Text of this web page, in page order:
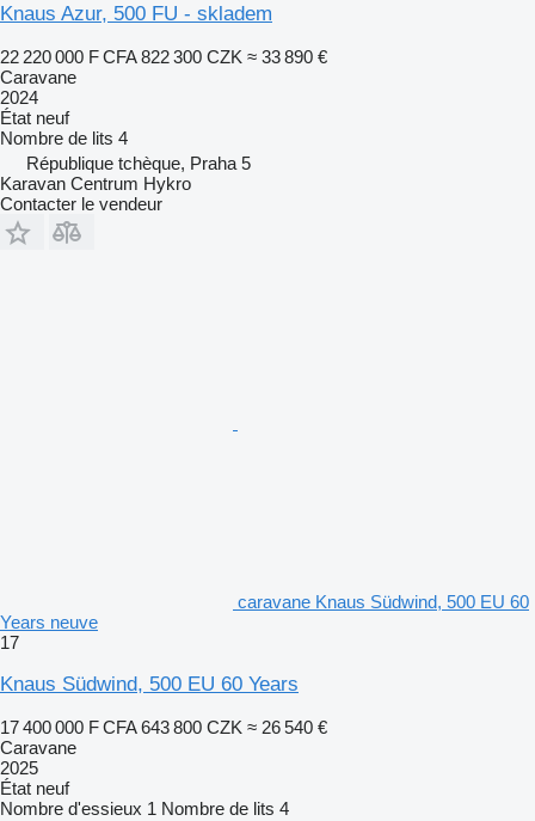
Knaus Azur, 500 FU - skladem
22 220 000 F CFA 822 300 CZK ≈ 33 890 €
Caravane
2024
État neuf
Nombre de lits 4
République tchèque, Praha 5
Karavan Centrum Hykro
Contacter le vendeur
caravane Knaus Südwind, 500 EU 60
Years neuve
17
Knaus Südwind, 500 EU 60 Years
17 400 000 F CFA 643 800 CZK ≈ 26 540 €
Caravane
2025
État neuf
Nombre d'essieux 1 Nombre de lits 4